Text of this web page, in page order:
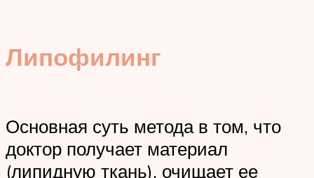
Липофилинг
Основная суть метода в том, что
доктор получает материал
(липидную ткань), очищает ее